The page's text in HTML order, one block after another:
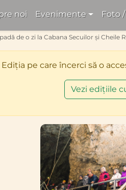
noi Evenimente Foto
de o zi la Cabana Secuilor și Cheile
Ediția pe care încerci să o
Vezi edițiile